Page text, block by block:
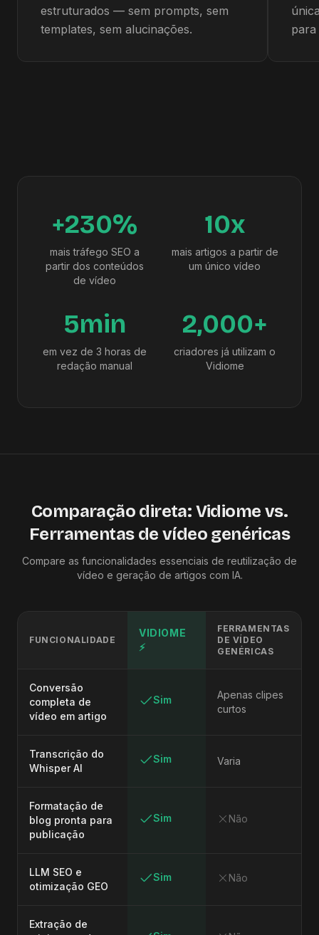
estruturados — sem prompts, sem
templates, sem alucinações.
+230%
mais tráfego SEO a
partir dos conteúdos
de vídeo
10x
mais artigos a partir de
um único vídeo
5min
em vez de 3 horas de
redação manual
2,000+
criadores já utilizam o
Vidiome
Comparação direta: Vidiome vs.
Ferramentas de vídeo genéricas
Compare as funcionalidades essenciais de reutilização de
vídeo e geração de artigos com IA.
FUNCIONALIDADE
VIDIOME
⚡
FERRAMENTAS
DE VÍDEO
GENÉRICAS
Conversão
completa de
vídeo em artigo
Sim
Apenas clipes
curtos
Transcrição do
Whisper AI
Sim Varia
Formatação de
blog pronta para
publicação
Sim Não
LLM SEO e
otimização GEO
Sim Não
Extração de